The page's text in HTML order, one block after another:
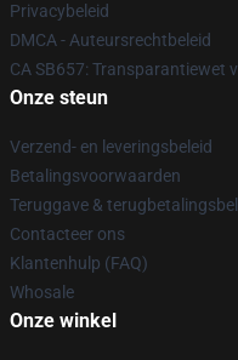
Privacybeleid
DMCA - Auteursrechtbeleid
CA SB657: Transparantiewet
Onze steun
Verzend- en leveringsbeleid
Betalingsvoorwaarden
Teruggave &
Contacteer ons
Klantenhulp (FAQ)
Whosale
Onze winkel